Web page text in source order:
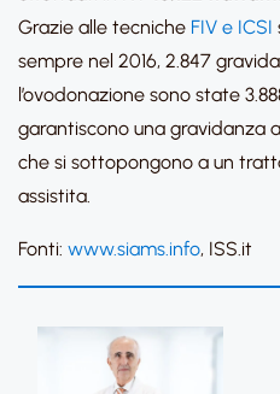
Grazie alle tecniche FIV e ICSI
sempre nel 2016, 2.847
l’ovodonazione sono state
garantiscono una gravidanza
che si sottopongono a un
assistita.
Fonti: www.siams.info, ISS.it